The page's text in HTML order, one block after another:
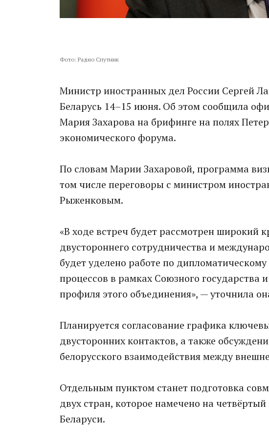
Фото: Радио Спутник
Министр иностранных дел России Сергей
Беларусь 14–15 июня. Об этом сообщила
Мария Захарова на брифинге на полях
экономического форума.
По словам Марии Захаровой, программа
том числе переговоры с министром
Рыженковым.
«В ходе встреч будет рассмотрен широкий
двустороннего сотрудничества и
будет уделено работе по
процессов в рамках Союзного
профиля этого объединения», — уточнила
Планируется согласование графика
двусторонних контактов, а также
белорусского взаимодействия между
Отдельным пунктом станет подготовка
двух стран, которое намечено на
Беларуси.